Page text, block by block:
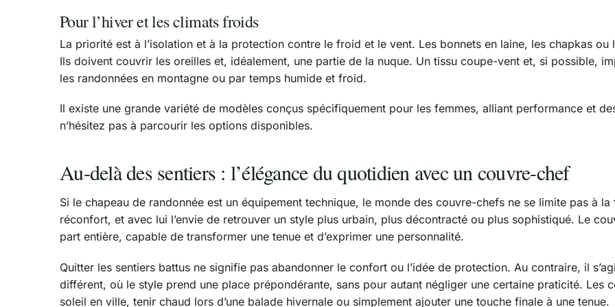
Pour l’hiver et les climats froids
La priorité est à l’isolation et à la protection contre le froid et le vent. Les bonnets en laine, les chapkas ou
Ils doivent couvrir les oreilles et, idéalement, une partie de la nuque. Un tissu coupe-vent et, si possible,
les randonnées en montagne ou par temps humide et froid.
Il existe une grande variété de modèles conçus spécifiquement pour les femmes, alliant performance et
n’hésitez pas à parcourir les options disponibles.
Au-delà des sentiers : l’élégance du quotidien avec un couvre-chef
Si le chapeau de randonnée est un équipement technique, le monde des couvre-chefs ne se limite pas à
réconfort, et avec lui l’envie de retrouver un style plus urbain, plus décontracté ou plus sophistiqué. Le
part entière, capable de transformer une tenue et d’exprimer une personnalité.
Quitter les sentiers battus ne signifie pas abandonner le confort ou l’idée de protection. Au contraire, il
différent, où le style prend une place prépondérante, sans pour autant négliger une certaine praticité. Les
soleil en ville, tenir chaud lors d’une balade hivernale ou simplement ajouter une touche finale à une tenue.